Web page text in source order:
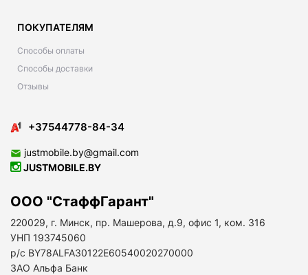
ПОКУПАТЕЛЯМ
Способы оплаты
Способы доставки
Отзывы
+37544778-84-34
justmobile.by@gmail.com
JUSTMOBILE.BY
ООО "СтаффГарант"
220029, г. Минск, пр. Машерова, д.9, офис 1, ком. 316
УНП 193745060
р/с BY78ALFA30122E60540020270000
ЗАО Альфа Банк